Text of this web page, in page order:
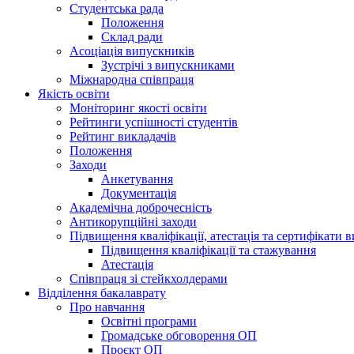
Студентська рада
Положення
Склад ради
Асоціація випускників
Зустрічі з випускниками
Міжнародна співпраця
Якість освіти
Моніторинг якості освіти
Рейтинги успішності студентів
Рейтинг викладачів
Положення
Заходи
Анкетування
Документація
Академічна доброчесність
Антикорупційні заходи
Підвищення кваліфікації, атестація та сертифікати
Підвищення кваліфікації та стажування
Атестація
Співпраця зі стейкхолдерами
Відділення бакалаврату
Про навчання
Освітні програми
Громадське обговорення ОП
Проєкт ОП